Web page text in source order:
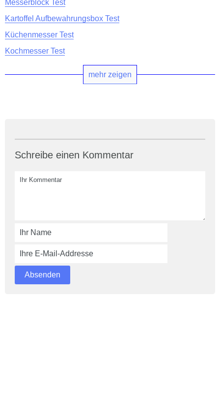
Messerblock Test
Kartoffel Aufbewahrungsbox Test
Küchenmesser Test
Kochmesser Test
mehr zeigen
Schreibe einen Kommentar